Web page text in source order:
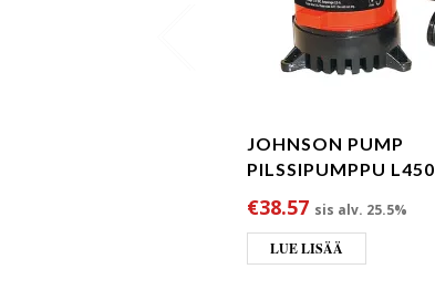
JOHNSON PUMP
PILSSIPUMPPU L450
€38.57 sis alv. 25.5%
LUE LISÄÄ